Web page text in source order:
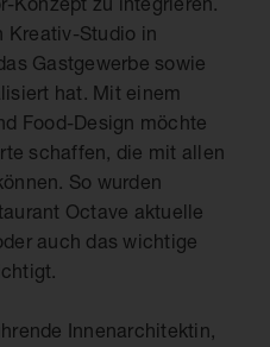
Kreativ-Studio in
Gastgewerbe sowie
hat. Mit einem
Food-Design möchte
schaffen, die mit allen
So wurden
Octave aktuelle
auch das wichtige
Innenarchitektin,